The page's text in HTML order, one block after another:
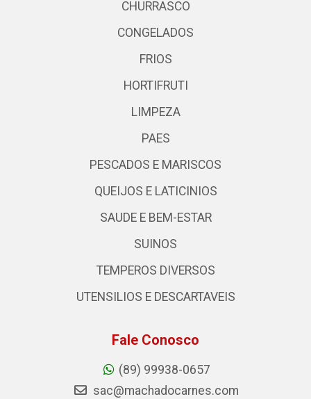
CHURRASCO
CONGELADOS
FRIOS
HORTIFRUTI
LIMPEZA
PAES
PESCADOS E MARISCOS
QUEIJOS E LATICINIOS
SAUDE E BEM-ESTAR
SUINOS
TEMPEROS DIVERSOS
UTENSILIOS E DESCARTAVEIS
Fale Conosco
(89) 99938-0657
sac@machadocarnes.com